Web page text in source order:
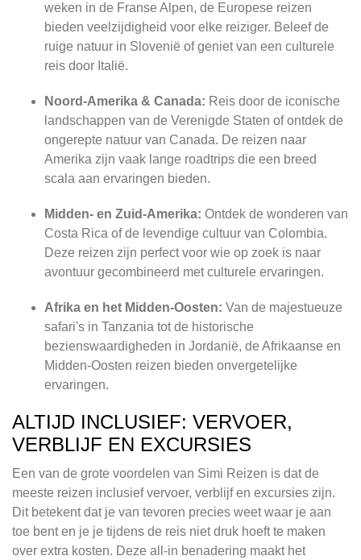
weken in de Franse Alpen, de Europese reizen
bieden veelzijdigheid voor elke reiziger. Beleef de
ruige natuur in Slovenië of geniet van een culturele
reis door Italië.
Noord-Amerika & Canada: Reis door de iconische
landschappen van de Verenigde Staten of ontdek de
ongerepte natuur van Canada. De reizen naar
Amerika zijn vaak lange roadtrips die een breed
scala aan ervaringen bieden.
Midden- en Zuid-Amerika: Ontdek de wonderen van
Costa Rica of de levendige cultuur van Colombia.
Deze reizen zijn perfect voor wie op zoek is naar
avontuur gecombineerd met culturele ervaringen.
Afrika en het Midden-Oosten: Van de majestueuze
safari's in Tanzania tot de historische
bezienswaardigheden in Jordanië, de Afrikaanse en
Midden-Oosten reizen bieden onvergetelijke
ervaringen.
ALTIJD INCLUSIEF: VERVOER,
VERBLIJF EN EXCURSIES
Een van de grote voordelen van Simi Reizen is dat de
meeste reizen inclusief vervoer, verblijf en excursies zijn.
Dit betekent dat je van tevoren precies weet waar je aan
toe bent en je je tijdens de reis niet druk hoeft te maken
over extra kosten. Deze all-in benadering maakt het